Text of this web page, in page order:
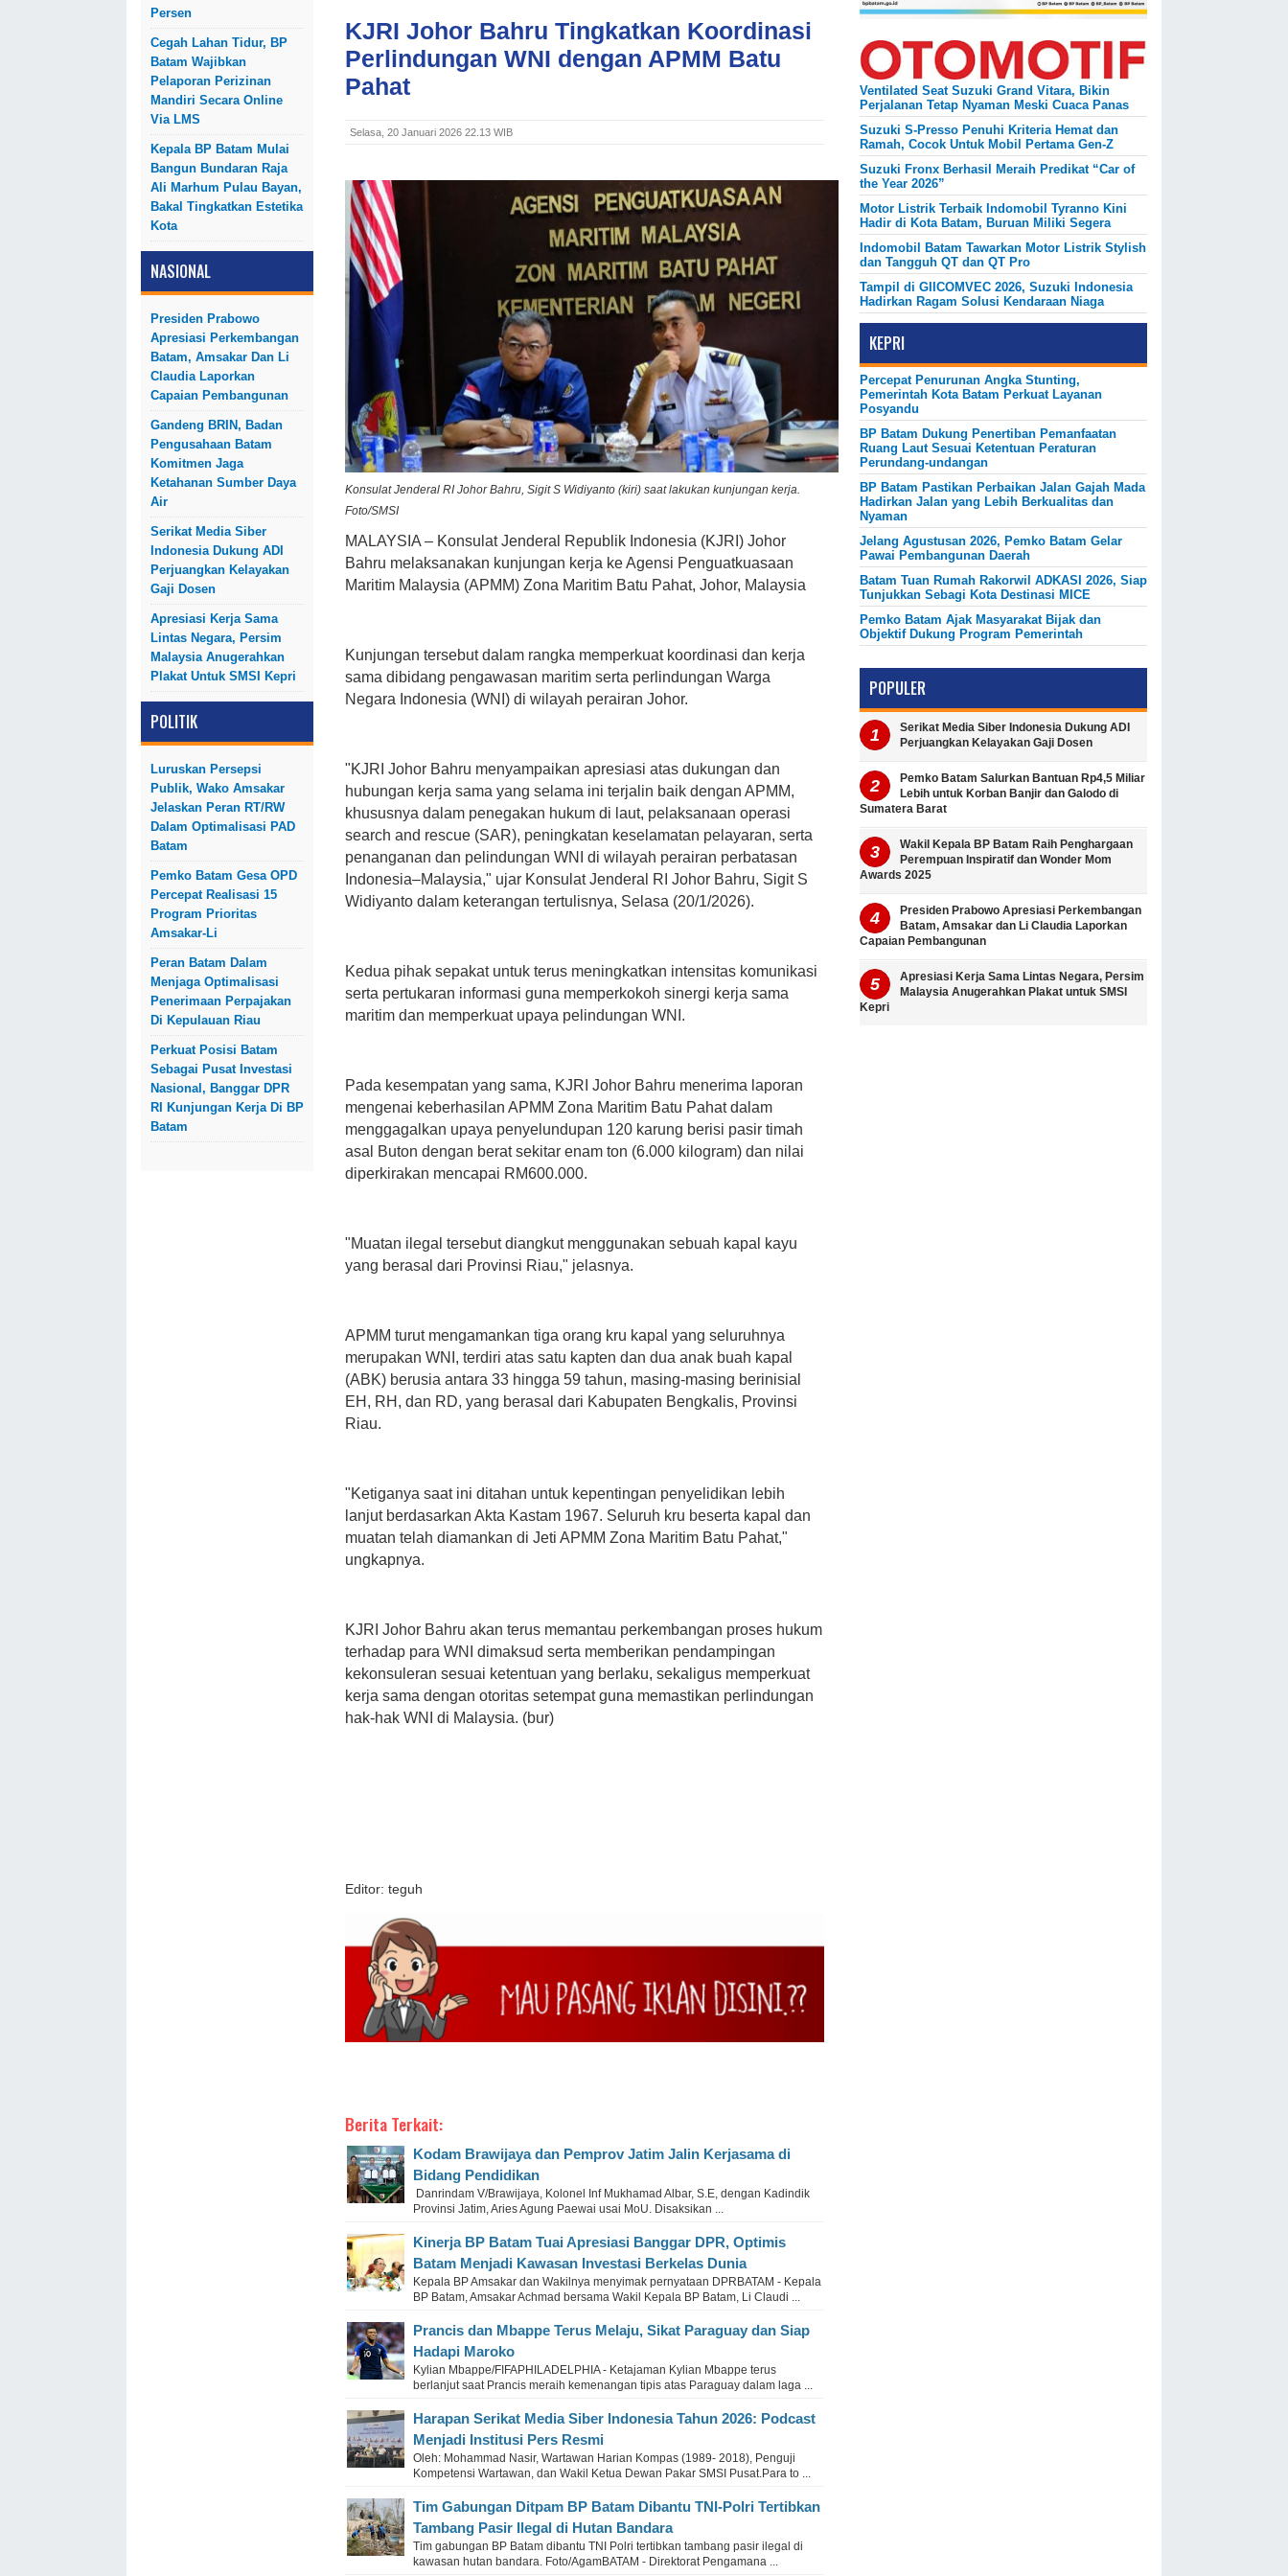
Persen
Cegah Lahan Tidur, BP
Batam Wajibkan
Pelaporan Perizinan
Mandiri Secara Online
Via LMS
Kepala BP Batam Mulai
Bangun Bundaran Raja
Ali Marhum Pulau Bayan,
Bakal Tingkatkan Estetika
Kota
NASIONAL
Presiden Prabowo
Apresiasi Perkembangan
Batam, Amsakar Dan Li
Claudia Laporkan
Capaian Pembangunan
Gandeng BRIN, Badan
Pengusahaan Batam
Komitmen Jaga
Ketahanan Sumber Daya
Air
Serikat Media Siber
Indonesia Dukung ADI
Perjuangkan Kelayakan
Gaji Dosen
Apresiasi Kerja Sama
Lintas Negara, Persim
Malaysia Anugerahkan
Plakat Untuk SMSI Kepri
POLITIK
Luruskan Persepsi
Publik, Wako Amsakar
Jelaskan Peran RT/RW
Dalam Optimalisasi PAD
Batam
Pemko Batam Gesa OPD
Percepat Realisasi 15
Program Prioritas
Amsakar-Li
Peran Batam Dalam
Menjaga Optimalisasi
Penerimaan Perpajakan
Di Kepulauan Riau
Perkuat Posisi Batam
Sebagai Pusat Investasi
Nasional, Banggar DPR
RI Kunjungan Kerja Di BP
Batam
KJRI Johor Bahru Tingkatkan Koordinasi
Perlindungan WNI dengan APMM Batu
Pahat
Selasa, 20 Januari 2026 22.13 WIB
Konsulat Jenderal RI Johor Bahru, Sigit S Widiyanto (kiri) saat lakukan kunjungan kerja.
Foto/SMSI
MALAYSIA – Konsulat Jenderal Republik Indonesia (KJRI) Johor
Bahru melaksanakan kunjungan kerja ke Agensi Penguatkuasaan
Maritim Malaysia (APMM) Zona Maritim Batu Pahat, Johor, Malaysia
Kunjungan tersebut dalam rangka memperkuat koordinasi dan kerja
sama dibidang pengawasan maritim serta perlindungan Warga
Negara Indonesia (WNI) di wilayah perairan Johor.
"KJRI Johor Bahru menyampaikan apresiasi atas dukungan dan
hubungan kerja sama yang selama ini terjalin baik dengan APMM,
khususnya dalam penegakan hukum di laut, pelaksanaan operasi
search and rescue (SAR), peningkatan keselamatan pelayaran, serta
penanganan dan pelindungan WNI di wilayah perairan perbatasan
Indonesia–Malaysia," ujar Konsulat Jenderal RI Johor Bahru, Sigit S
Widiyanto dalam keterangan tertulisnya, Selasa (20/1/2026).
Kedua pihak sepakat untuk terus meningkatkan intensitas komunikasi
serta pertukaran informasi guna memperkokoh sinergi kerja sama
maritim dan memperkuat upaya pelindungan WNI.
Pada kesempatan yang sama, KJRI Johor Bahru menerima laporan
mengenai keberhasilan APMM Zona Maritim Batu Pahat dalam
menggagalkan upaya penyelundupan 120 karung berisi pasir timah
asal Buton dengan berat sekitar enam ton (6.000 kilogram) dan nilai
diperkirakan mencapai RM600.000.
"Muatan ilegal tersebut diangkut menggunakan sebuah kapal kayu
yang berasal dari Provinsi Riau," jelasnya.
APMM turut mengamankan tiga orang kru kapal yang seluruhnya
merupakan WNI, terdiri atas satu kapten dan dua anak buah kapal
(ABK) berusia antara 33 hingga 59 tahun, masing-masing berinisial
EH, RH, dan RD, yang berasal dari Kabupaten Bengkalis, Provinsi
Riau.
"Ketiganya saat ini ditahan untuk kepentingan penyelidikan lebih
lanjut berdasarkan Akta Kastam 1967. Seluruh kru beserta kapal dan
muatan telah diamankan di Jeti APMM Zona Maritim Batu Pahat,"
ungkapnya.
KJRI Johor Bahru akan terus memantau perkembangan proses hukum
terhadap para WNI dimaksud serta memberikan pendampingan
kekonsuleran sesuai ketentuan yang berlaku, sekaligus memperkuat
kerja sama dengan otoritas setempat guna memastikan perlindungan
hak-hak WNI di Malaysia. (bur)
Editor: teguh
Berita Terkait:
Kodam Brawijaya dan Pemprov Jatim Jalin Kerjasama di
Bidang Pendidikan
Danrindam V/Brawijaya, Kolonel Inf Mukhamad Albar, S.E, dengan Kadindik
Provinsi Jatim, Aries Agung Paewai usai MoU. Disaksikan ...
Kinerja BP Batam Tuai Apresiasi Banggar DPR, Optimis
Batam Menjadi Kawasan Investasi Berkelas Dunia
Kepala BP Amsakar dan Wakilnya menyimak pernyataan DPRBATAM - Kepala
BP Batam, Amsakar Achmad bersama Wakil Kepala BP Batam, Li Claudi ...
Prancis dan Mbappe Terus Melaju, Sikat Paraguay dan Siap
Hadapi Maroko
Kylian Mbappe/FIFAPHILADELPHIA - Ketajaman Kylian Mbappe terus
berlanjut saat Prancis meraih kemenangan tipis atas Paraguay dalam laga ...
Harapan Serikat Media Siber Indonesia Tahun 2026: Podcast
Menjadi Institusi Pers Resmi
Oleh: Mohammad Nasir, Wartawan Harian Kompas (1989- 2018), Penguji
Kompetensi Wartawan, dan Wakil Ketua Dewan Pakar SMSI Pusat.Para to ...
Tim Gabungan Ditpam BP Batam Dibantu TNI-Polri Tertibkan
Tambang Pasir Ilegal di Hutan Bandara
Tim gabungan BP Batam dibantu TNI Polri tertibkan tambang pasir ilegal di
kawasan hutan bandara. Foto/AgamBATAM - Direktorat Pengamana ...
Ventilated Seat Suzuki Grand Vitara, Bikin
Perjalanan Tetap Nyaman Meski Cuaca Panas
Suzuki S-Presso Penuhi Kriteria Hemat dan
Ramah, Cocok Untuk Mobil Pertama Gen-Z
Suzuki Fronx Berhasil Meraih Predikat “Car of
the Year 2026”
Motor Listrik Terbaik Indomobil Tyranno Kini
Hadir di Kota Batam, Buruan Miliki Segera
Indomobil Batam Tawarkan Motor Listrik Stylish
dan Tangguh QT dan QT Pro
Tampil di GIICOMVEC 2026, Suzuki Indonesia
Hadirkan Ragam Solusi Kendaraan Niaga
KEPRI
Percepat Penurunan Angka Stunting,
Pemerintah Kota Batam Perkuat Layanan
Posyandu
BP Batam Dukung Penertiban Pemanfaatan
Ruang Laut Sesuai Ketentuan Peraturan
Perundang-undangan
BP Batam Pastikan Perbaikan Jalan Gajah Mada
Hadirkan Jalan yang Lebih Berkualitas dan
Nyaman
Jelang Agustusan 2026, Pemko Batam Gelar
Pawai Pembangunan Daerah
Batam Tuan Rumah Rakorwil ADKASI 2026, Siap
Tunjukkan Sebagi Kota Destinasi MICE
Pemko Batam Ajak Masyarakat Bijak dan
Objektif Dukung Program Pemerintah
POPULER
Serikat Media Siber Indonesia Dukung ADI
Perjuangkan Kelayakan Gaji Dosen
Pemko Batam Salurkan Bantuan Rp4,5 Miliar
Lebih untuk Korban Banjir dan Galodo di
Sumatera Barat
Wakil Kepala BP Batam Raih Penghargaan
Perempuan Inspiratif dan Wonder Mom
Awards 2025
Presiden Prabowo Apresiasi Perkembangan
Batam, Amsakar dan Li Claudia Laporkan
Capaian Pembangunan
Apresiasi Kerja Sama Lintas Negara, Persim
Malaysia Anugerahkan Plakat untuk SMSI
Kepri